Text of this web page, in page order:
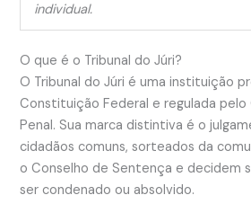
individual.
O que é o Tribunal do Júri?
O Tribunal do Júri é uma instituição
Constituição Federal e regulada pelo
Penal. Sua marca distintiva é o
cidadãos comuns, sorteados da
o Conselho de Sentença e decidem
ser condenado ou absolvido.